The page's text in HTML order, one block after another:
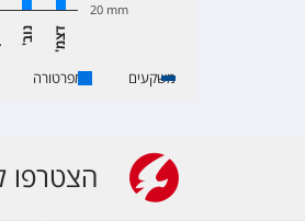
'
נ
ו
ב
'
ד
צ
מ
20 mm
משקעים טמפרטורה
הצטרפו